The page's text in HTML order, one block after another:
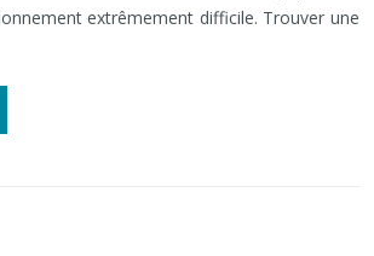
extrêmement difficile. Trouver une